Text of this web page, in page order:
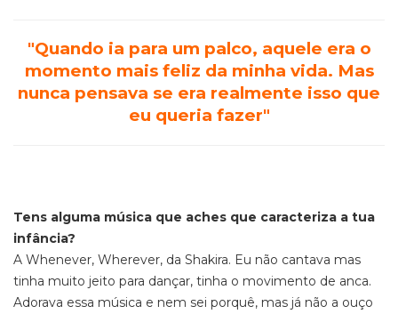
"Quando ia para um palco, aquele era o
momento mais feliz da minha vida. Mas
nunca pensava se era realmente isso que
eu queria fazer"
Tens alguma música que aches que caracteriza a tua
infância?
A Whenever, Wherever, da Shakira. Eu não cantava mas
tinha muito jeito para dançar, tinha o movimento de anca.
Adorava essa música e nem sei porquê, mas já não a ouço